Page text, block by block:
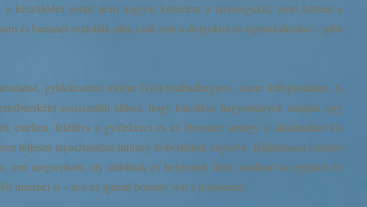
során nem nagyon kerestem a társaságukat, nem kértem a
és barátnői osztották rám, csak ront a dolgokon és elgondolkodtat – jobb
gyülekezettel történt Győr-Szabadhegyen, szinte felfoghatatlan. A
asszisztálni ahhoz, hogy katolikus hagyományok alapján, egy
estéken, feldúlva a gyülekezet és az ilyesmire amúgy is alkalmatlan kis
teljesen tapasztalatlan tinilány hóbortjának engedve, fájdalmasan csalódó
ami megszokott, oly stabilnak és helyesnek tűnő, ráadásul az egyházi év
ünnepet is – nos ez igazán botrány volt a számomra!